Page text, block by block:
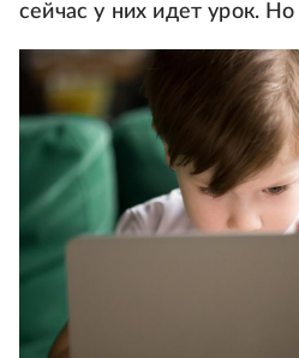
сейчас у них идет урок.